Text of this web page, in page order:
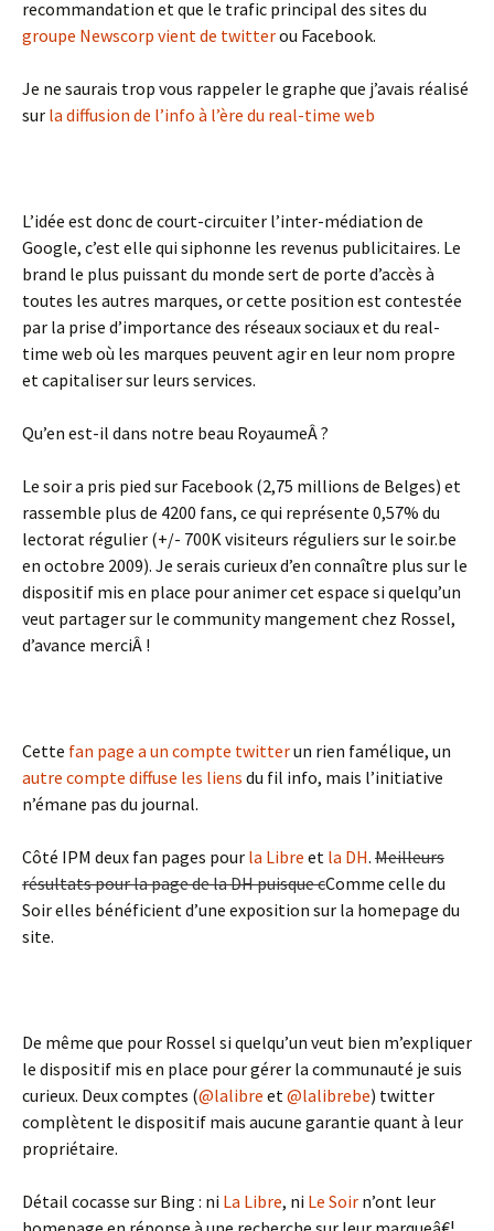
recommandation et que le trafic principal des sites du
groupe Newscorp vient de twitterou Facebook.
Je ne saurais trop vous rappeler le graphe que j’avais réalisé
sur la diffusion de l’info à l’ère du real-time web
L’idée est donc de court-circuiter l’inter-médiation de
Google, c’est elle qui siphonne les revenus publicitaires. Le
brand le plus puissant du monde sert de porte d’accès à
toutes les autres marques, or cette position est contestée
par la prise d’importance des réseaux sociaux et du real-
time web où les marques peuvent agir en leur nom propre
et capitaliser sur leurs services.
Qu’en est-il dans notre beau RoyaumeÂ ?
Le soir a pris pied sur Facebook (2,75 millions de Belges) et
rassemble plus de 4200 fans, ce qui représente 0,57% du
lectorat régulier (+/- 700K visiteurs réguliers sur le soir.be
en octobre 2009). Je serais curieux d’en connaître plus sur le
dispositif mis en place pour animer cet espace si quelqu’un
veut partager sur le community mangement chez Rossel,
d’avance merciÂ !
Cette fan page a un compte twitterun rien famélique, un
autre compte diffuse les liens du fil info, mais l’initiative
n’émane pas du journal.
Côté IPM deux fan pages pour la Libre et la DH. Meilleurs
résultats pour la page de la DH puisque cComme celle du
Soir elles bénéficient d’une exposition sur la homepage du
site.
De même que pour Rossel si quelqu’un veut bien m’expliquer
le dispositif mis en place pour gérer la communauté je suis
curieux. Deux comptes (@lalibre et@lalibrebe) twitter
complètent le dispositif mais aucune garantie quant à leur
propriétaire.
Détail cocasse sur Bing : ni La Libre, ni Le Soir n’ont leur